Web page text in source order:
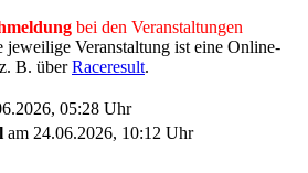
bei den Veranstaltungen
jeweilige Veranstaltung ist eine Online-
B. überRaceresult.
05:28 Uhr
am 24.06.2026, 10:12 Uhr